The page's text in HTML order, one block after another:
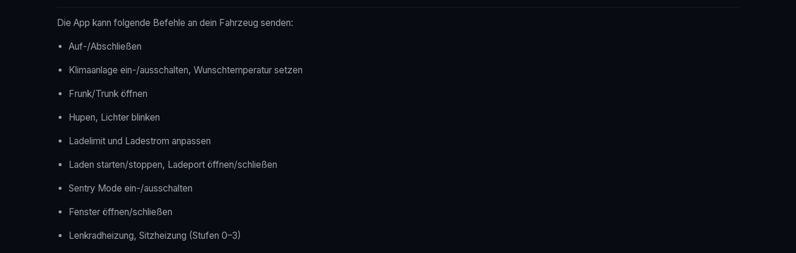
Die App kann folgende Befehle an dein Fahrzeug senden:
Auf-/Abschließen
Klimaanlage ein-/ausschalten, Wunschtemperatur setzen
Frunk/Trunk öffnen
Hupen, Lichter blinken
Ladelimit und Ladestrom anpassen
Laden starten/stoppen, Ladeport öffnen/schließen
Sentry Mode ein-/ausschalten
Fenster öffnen/schließen
Lenkradheizung, Sitzheizung (Stufen 0–3)